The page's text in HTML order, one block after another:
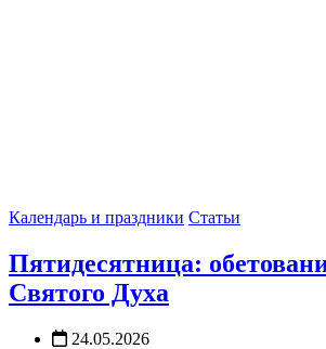
Календарь и праздники Статьи
Пятидесятница:
Святого Духа
24.05.2026